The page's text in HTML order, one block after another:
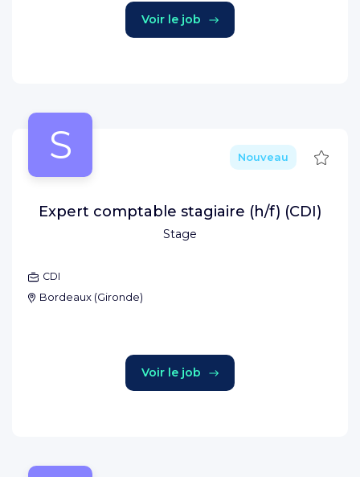
Voir le job
S
Stage
Nouveau
Expert comptable stagiaire (h/f) (CDI)
CDI
Bordeaux (Gironde)
Voir le job